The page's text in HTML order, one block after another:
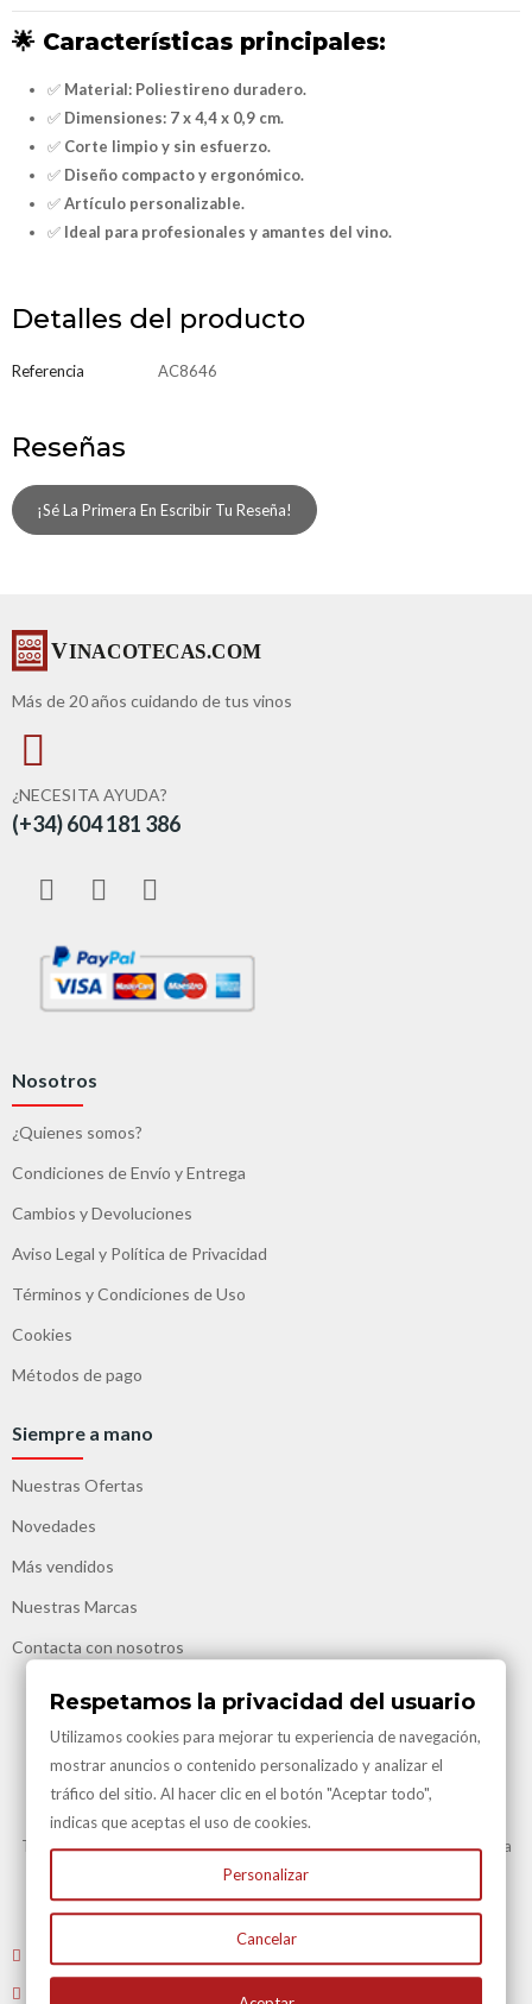
🌟 Características principales:
✅ Material: Poliestireno duradero.
✅ Dimensiones: 7 x 4,4 x 0,9 cm.
✅ Corte limpio y sin esfuerzo.
✅ Diseño compacto y ergonómico.
✅Artículo personalizable.
✅ Ideal para profesionales y amantes del vino.
Detalles del producto
Referencia AC8646
Reseñas
¡Sé La Primera En Escribir Tu Reseña!
Más de 20 años cuidando de tus vinos
¿NECESITA AYUDA?
(+34) 604 181 386
Nosotros
¿Quienes somos?
Condiciones de Envío y Entrega
Cambios y Devoluciones
Aviso Legal y Política de Privacidad
Términos y Condiciones de Uso
Cookies
Métodos de pago
Siempre a mano
Nuestras Ofertas
Novedades
Más vendidos
Nuestras Marcas
Contacta con nosotros
Transporte Gratuito en Península para todas nuestras vinotecas y en la
mayoría de artículos.
Consulte en Condiciones Transporte
Tel. 604 181 386 L-V 9 a 14:00 y de 16:00 a 19:00
Respetamos la privacidad del usuario
Utilizamos cookies para mejorar tu experiencia de navegación,
mostrar anuncios o contenido personalizado y analizar el
tráfico del sitio. Al hacer clic en el botón "Aceptar todo",
indicas que aceptas el uso de cookies.
Personalizar
Cancelar